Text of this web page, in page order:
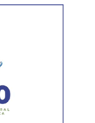
órbita del Ministerio